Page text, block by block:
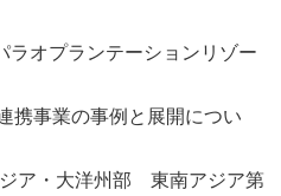
オプランテーションリゾー
携事業の事例と展開につい
ア・大洋州部 東南アジア第